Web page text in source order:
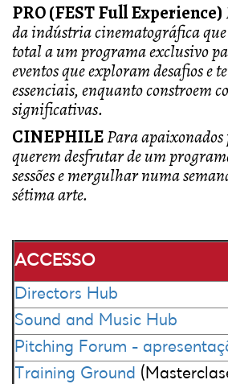
PRO (FEST Full Experience)
da indústria cinematográfica
total a um programa exclusivo
eventos que exploram desafios e
essenciais, enquanto constroem
significativas.
CINEPHILEPara
querem desfrutar de um
sessões e mergulhar numa
sétima arte.
ACCESSO
Directors Hub
Sound and Music Hub
Pitching Forum -
Training Ground